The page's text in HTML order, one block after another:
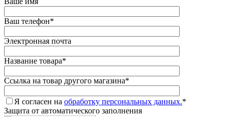
Ваш телефон*
Электронная почта
Название товара*
Ссылка на товар другого магазина*
Я согласен на обработку персональных данных.*
Защита от автоматического заполнения